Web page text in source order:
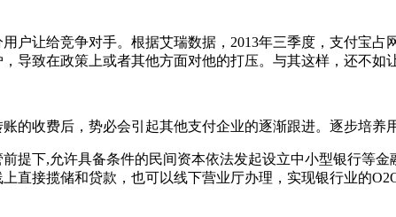
户让给竞争对手。根据艾瑞数据，2013年三季度，支付宝
导致在政策上或者其他方面对他的打压。与其这样，还不如
的收费后，势必会引起其他支付企业的逐渐跟进。逐步培养
提下,允许具备条件的民间资本依法发起设立中小型银行等
直接揽储和贷款，也可以线下营业厅办理，实现银行业的